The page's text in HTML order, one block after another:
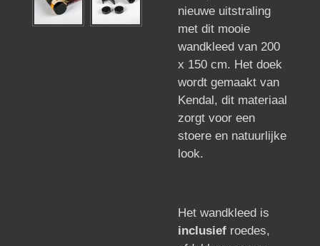
nieuwe uitstraling
met dit mooie
wandkleed van 200
x 150 cm. Het doek
wordt gemaakt van
Kendal, dit materiaal
zorgt voor een
stoere en natuurlijke
look.
Het wandkleed is
inclusief roedes,